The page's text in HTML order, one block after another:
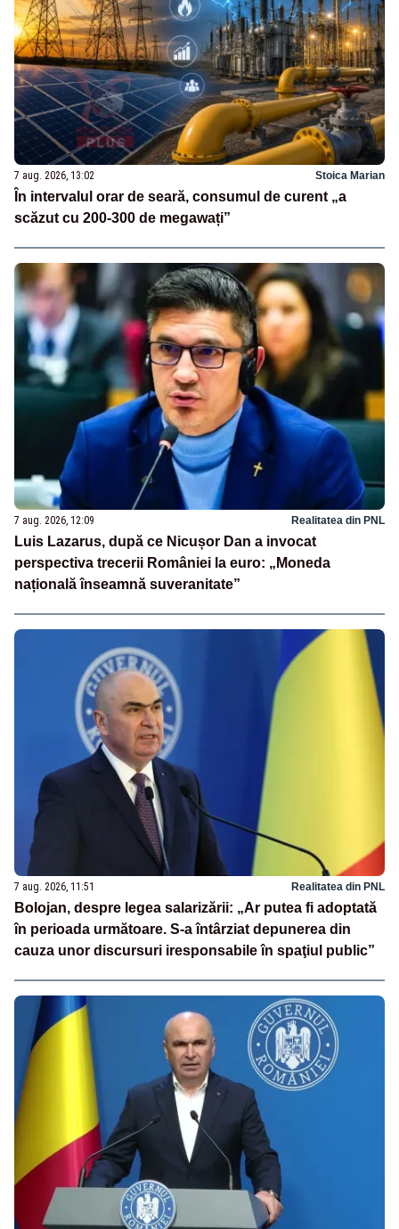
7 aug. 2026, 13:02 Stoica Marian
În intervalul orar de seară, consumul de curent „a
scăzut cu 200-300 de megawați”
7 aug. 2026, 12:09 Realitatea din PNL
Luis Lazarus, după ce Nicușor Dan a invocat
perspectiva trecerii României la euro: „Moneda
națională înseamnă suveranitate”
7 aug. 2026, 11:51 Realitatea din PNL
Bolojan, despre legea salarizării: „Ar putea fi adoptată
în perioada următoare. S-a întârziat depunerea din
cauza unor discursuri iresponsabile în spaţiul public”